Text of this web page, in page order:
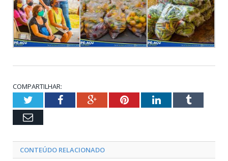
COMPARTILHAR:
TwitterFacebookGoogle+PinterestLinkedInTumblr
Email
CONTEÚDO RELACIONADO